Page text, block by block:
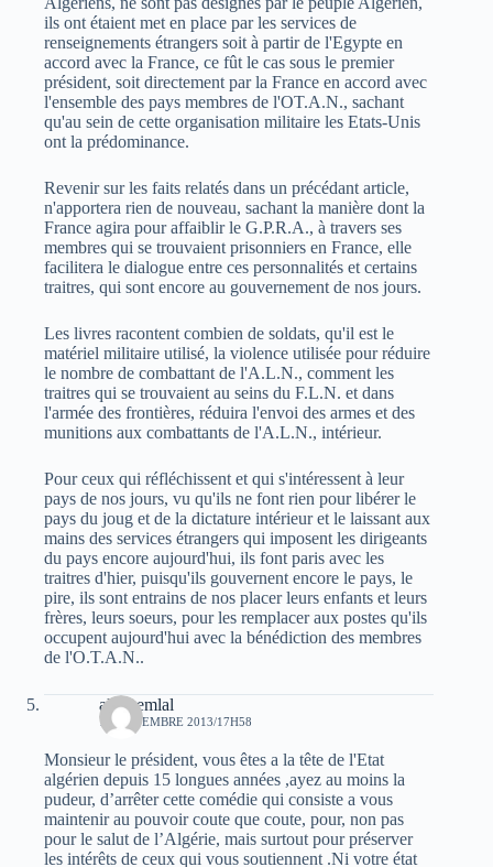
ils ont étaient met en place par les services de
renseignements étrangers soit à partir de l'Egypte en
accord avec la France, ce fût le cas sous le premier
président, soit directement par la France en accord avec
l'ensemble des pays membres de l'OT.A.N., sachant
qu'au sein de cette organisation militaire les Etats-Unis
ont la prédominance.
Revenir sur les faits relatés dans un précédant article,
n'apportera rien de nouveau, sachant la manière dont la
France agira pour affaiblir le G.P.R.A., à travers ses
membres qui se trouvaient prisonniers en France, elle
facilitera le dialogue entre ces personnalités et certains
traitres, qui sont encore au gouvernement de nos jours.
Les livres racontent combien de soldats, qu'il est le
matériel militaire utilisé, la violence utilisée pour réduire
le nombre de combattant de l'A.L.N., comment les
traitres qui se trouvaient au seins du F.L.N. et dans
l'armée des frontières, réduira l'envoi des armes et des
munitions aux combattants de l'A.L.N., intérieur.
Pour ceux qui réfléchissent et qui s'intéressent à leur
pays de nos jours, vu qu'ils ne font rien pour libérer le
pays du joug et de la dictature intérieur et le laissant aux
mains des services étrangers qui imposent les dirigeants
du pays encore aujourd'hui, ils font paris avec les
traitres d'hier, puisqu'ils gouvernent encore le pays, le
pire, ils sont entrains de nos placer leurs enfants et leurs
frères, leurs soeurs, pour les remplacer aux postes qu'ils
occupent aujourd'hui avec la bénédiction des membres
de l'O.T.A.N..
ali chemlal
10 NOVEMBRE 2013/17H58
Monsieur le président, vous êtes a la tête de l'Etat
algérien depuis 15 longues années ,ayez au moins la
pudeur, d’arrêter cette comédie qui consiste a vous
maintenir au pouvoir coute que coute, pour, non pas
pour le salut de l’Algérie, mais surtout pour préserver
les intérêts de ceux qui vous soutiennent .Ni votre état